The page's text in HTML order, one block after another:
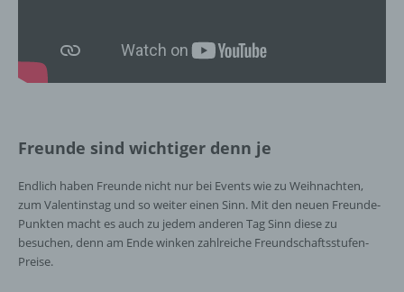
Freunde sind wichtiger denn je
Endlich haben Freunde nicht nur bei Events wie zu Weihnachten,
zum Valentinstag und so weiter einen Sinn. Mit den neuen Freunde-
Punkten macht es auch zu jedem anderen Tag Sinn diese zu
besuchen, denn am Ende winken zahlreiche Freundschaftsstufen-
Preise.